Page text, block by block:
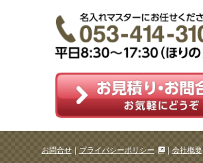
お問合せ｜ プライバシーポリシー ｜ 会社概要